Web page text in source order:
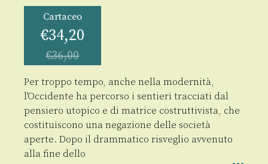
Cartaceo
€34,20
€36,00
Per troppo tempo, anche nella modernità,
l’Occidente ha percorso i sentieri tracciati dal
pensiero utopico e di matrice costruttivista, che
costituiscono una negazione delle società
aperte. Dopo il drammatico risveglio avvenuto
alla fine dello